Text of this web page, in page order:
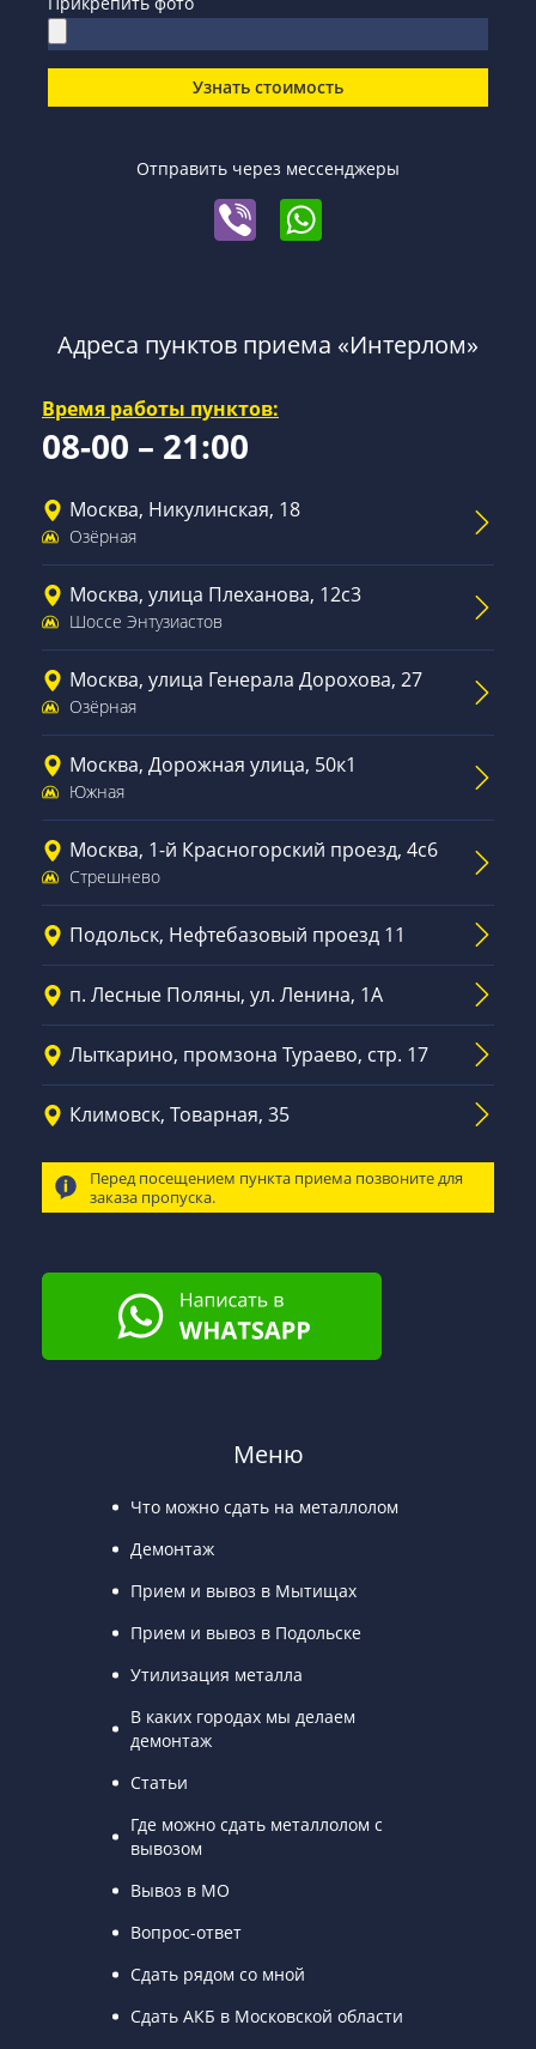
Узнать стоимость
Отправить через мессенджеры
Адреса пунктов приема «Интерлом»
Время работы пунктов:
08-00 – 21:00
Москва, Никулинская, 18
Озёрная
Москва, улица Плеханова, 12с3
Шоссе Энтузиастов
Москва, улица Генерала Дорохова, 27
Озёрная
Москва, Дорожная улица, 50к1
Южная
Москва, 1-й Красногорский проезд, 4с6
Стрешнево
Подольск, Нефтебазовый проезд 11
п. Лесные Поляны, ул. Ленина, 1А
Лыткарино, промзона Тураево, стр. 17
Климовск, Товарная, 35
Перед посещением пункта приема позвоните для
заказа пропуска.
Меню
Что можно сдать на металлолом
Демонтаж
Прием и вывоз в Мытищах
Прием и вывоз в Подольске
Утилизация металла
В каких городах мы делаем
демонтаж
Статьи
Где можно сдать металлолом с
вывозом
Вывоз в МО
Вопрос-ответ
Сдать рядом со мной
Сдать АКБ в Московской области